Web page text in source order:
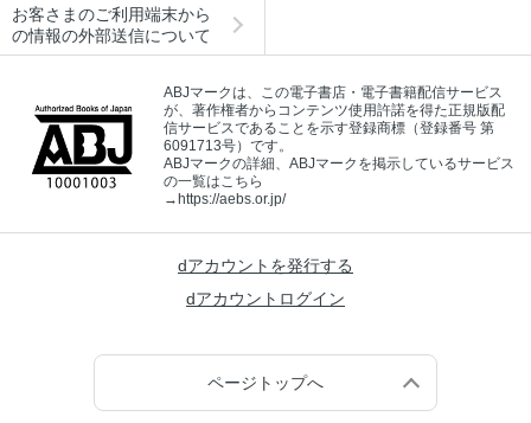
お客さまのご利用端末から
の情報の外部送信について
ABJマークは、この電子書店・電子書籍配信サービス
が、著作権者からコンテンツ使用許諾を得た正規版配
信サービスであることを示す登録商標（登録番号 第
6091713号）です。
ABJマークの詳細、ABJマークを掲示しているサービス
の一覧はこちら
→ https://aebs.or.jp/
dアカウントを発行する
dアカウントログイン
ページトップへ